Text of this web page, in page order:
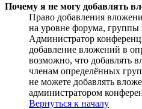
Почему я не могу добавлять
Право добавления
на уровне форума, группы
Администратор
добавление вложений в
возможно, что добавлять
членам определённых
не можете добавлять
администратором
Вернуться к началу